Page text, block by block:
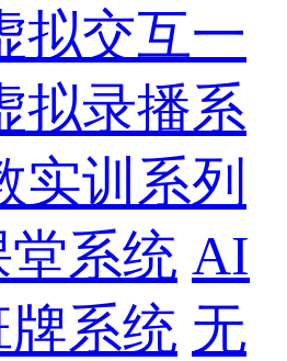
拟交互一
拟录播系
实训系列
系统 AI
系统 无